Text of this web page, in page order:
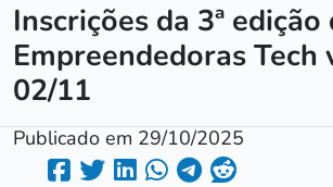
Inscrições da 3ª edição
Empreendedoras Tech
02/11
Publicado em 29/10/2025